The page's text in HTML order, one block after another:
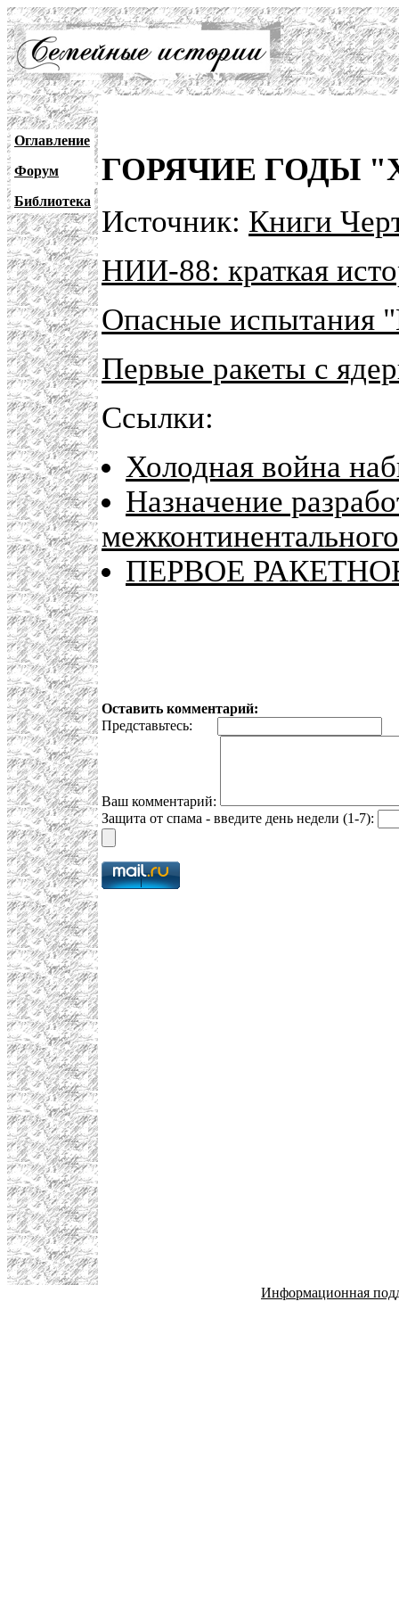
Оглавление
Форум
Библиотека
ГОРЯЧИЕ ГОДЫ
Источник: Книги
НИИ-88: краткая
Опасные испытания
Первые ракеты с
Ссылки:
Холодная война
Назначение
ПЕРВОЕ
Оставить комментарий:
Представьтесь:
Ваш комментарий:
Защита от спама - введите день недели (1-7):
Информационная